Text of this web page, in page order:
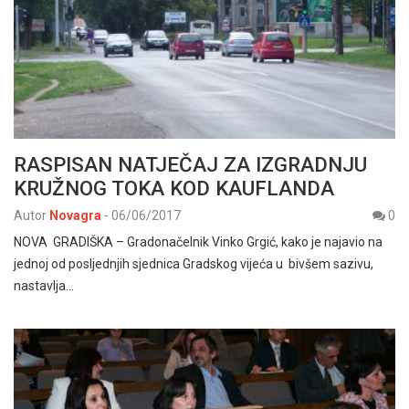
RASPISAN NATJEČAJ ZA IZGRADNJU
KRUŽNOG TOKA KOD KAUFLANDA
Autor Novagra - 06/06/2017
0
NOVA GRADIŠKA – Gradonačelnik Vinko Grgić, kako je najavio na
jednoj od posljednjih sjednica Gradskog vijeća u bivšem sazivu,
nastavlja…